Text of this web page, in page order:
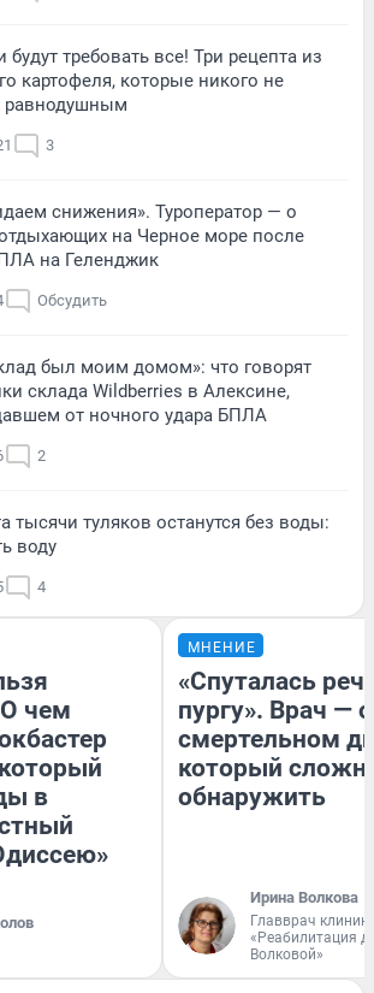
будут требовать все! Три рецепта из
картофеля, которые никого не
равнодушным
3
снижения». Туроператор — о
на Черное море после
на Геленджик
Обсудить
был моим домом»: что говорят
склада Wildberries в Алексине,
от ночного удара БПЛА
2
тысячи туляков останутся без воды:
воду
4
чем
в
МНЕНИЕ
«Спуталась
пургу». Врач — о
смертельном
который
обнаружить
Ирина Волкова
Главврач
«Реабилитация
Волковой»